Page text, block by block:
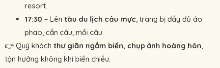
resort.
17:30 – Lên tàu du lịch câu mực , trang bị đầy đủ áo
phao, cần câu, mồi câu.
👉 Quý khách thư giãn ngắm biển, chụp ảnh hoàng hôn
tận hưởng không khí biển chiều.